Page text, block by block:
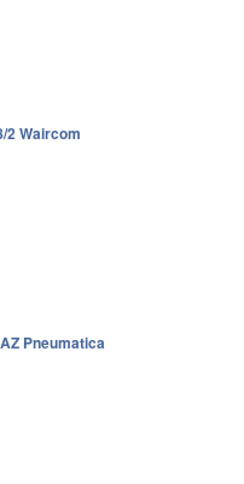
2 Waircom
Pneumatica